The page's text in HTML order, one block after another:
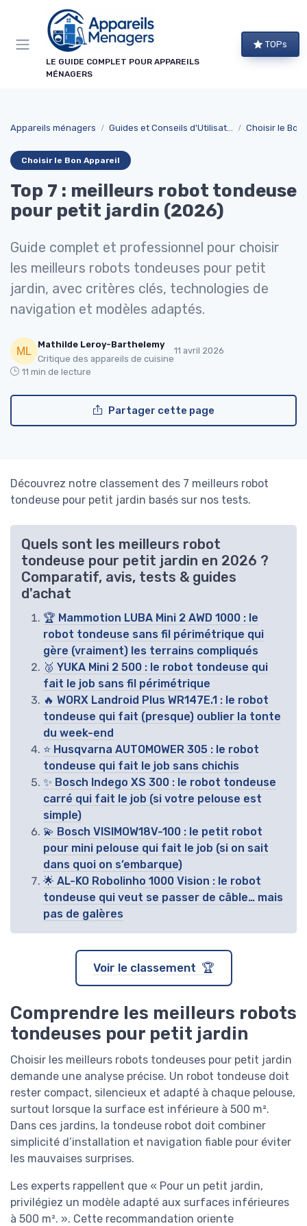
LE GUIDE COMPLET POUR APPAREILS
MÉNAGERS
TOPs
Appareils ménagers Guides et Conseils d'Utilisation Choisir le Bon
Choisir le Bon Appareil
Top 7 : meilleurs robot tondeuse
pour petit jardin (2026)
Guide complet et professionnel pour choisir
les meilleurs robots tondeuses pour petit
jardin, avec critères clés, technologies de
navigation et modèles adaptés.
Mathilde Leroy-Barthelemy
Critique des appareils de cuisine
11 avril 2026
11 min de lecture
Partager cette page
Découvrez notre classement des 7 meilleurs robot
tondeuse pour petit jardin basés sur nos tests.
Quels sont les meilleurs robot
tondeuse pour petit jardin en 2026 ?
Comparatif, avis, tests & guides
d'achat
🏆 Mammotion LUBA Mini 2 AWD 1000 : le
robot tondeuse sans fil périmétrique qui
gère (vraiment) les terrains compliqués
🥈 YUKA Mini 2 500 : le robot tondeuse qui
fait le job sans fil périmétrique
🔥 WORX Landroid Plus WR147E.1 : le robot
tondeuse qui fait (presque) oublier la tonte
du week-end
⭐ Husqvarna AUTOMOWER 305 : le robot
tondeuse qui fait le job sans chichis
✨ Bosch Indego XS 300 : le robot tondeuse
carré qui fait le job (si votre pelouse est
simple)
💫 Bosch VISIMOW18V-100 : le petit robot
pour mini pelouse qui fait le job (si on sait
dans quoi on s’embarque)
🌟 AL-KO Robolinho 1000 Vision : le robot
tondeuse qui veut se passer de câble… mais
pas de galères
Voir le classement 🏆
Comprendre les meilleurs robots
tondeuses pour petit jardin
Choisir les meilleurs robots tondeuses pour petit jardin
demande une analyse précise. Un robot tondeuse doit
rester compact, silencieux et adapté à chaque pelouse,
surtout lorsque la surface est inférieure à 500 m².
Dans ces jardins, la tondeuse robot doit combiner
simplicité d’installation et navigation fiable pour éviter
les mauvaises surprises.
Les experts rappellent que « Pour un petit jardin,
privilégiez un modèle adapté aux surfaces inférieures
à 500 m². ». Cette recommandation oriente
Panneau de gestion des cookies